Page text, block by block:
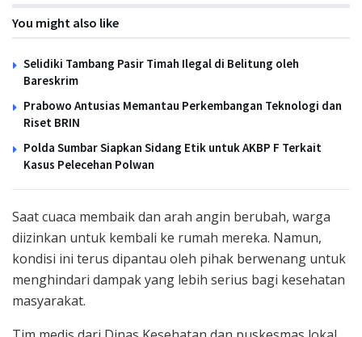
You might also like
Selidiki Tambang Pasir Timah Ilegal di Belitung oleh
Bareskrim
Prabowo Antusias Memantau Perkembangan Teknologi dan
Riset BRIN
Polda Sumbar Siapkan Sidang Etik untuk AKBP F Terkait
Kasus Pelecehan Polwan
Saat cuaca membaik dan arah angin berubah, warga
diizinkan untuk kembali ke rumah mereka. Namun,
kondisi ini terus dipantau oleh pihak berwenang untuk
menghindari dampak yang lebih serius bagi kesehatan
masyarakat.